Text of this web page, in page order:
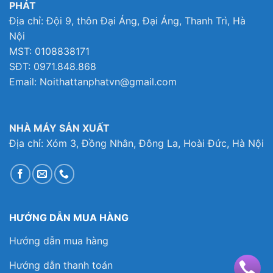
PHÁT
Địa chỉ: Đội 9, thôn Đại Áng, Đại Áng, Thanh Trì, Hà
Nội
MST: 0108838171
SĐT: 0971.848.868
Email: Noithattanphatvn@gmail.com
NHÀ MÁY SẢN XUẤT
Địa chỉ: Xóm 3, Đồng Nhân, Đông La, Hoài Đức, Hà Nội
HƯỚNG DẪN MUA HÀNG
Hướng dẫn mua hàng
Hướng dẫn thanh toán